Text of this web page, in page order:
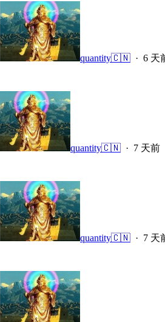
quantity🇨🇳 · 6 天
quantity🇨🇳 · 7 天前
quantity🇨🇳 · 7 天